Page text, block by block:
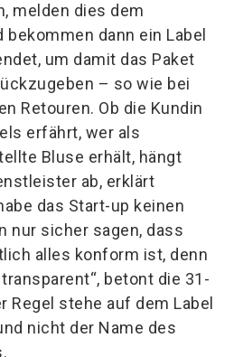
melden dies dem
bekommen dann ein Label
um damit das Paket
– so wie bei
Retouren. Ob die Kundin
erfährt, wer als
Bluse erhält, hängt
ab, erklärt
das Start-up keinen
nur sicher sagen, dass
alles konform ist, denn
betont die 31-
Regel stehe auf dem Label
nicht der Name des